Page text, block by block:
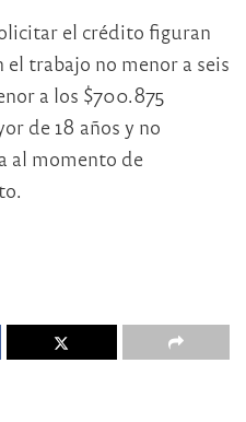
el crédito figuran
trabajo no menor a seis
a los $700.875
de 18 años y no
al momento de